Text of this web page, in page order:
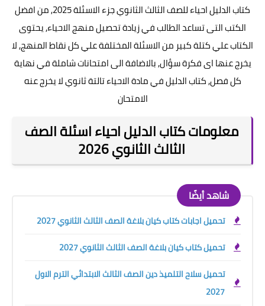
كتاب الدليل احياء للصف الثالث الثانوي جزء الاسئلة 2025, من افضل
الكتب التى تساعد الطالب في زيادة تحصيل منهج الاحياء, يحتوى
الكتاب علي كتلة كبير من الاسئلة المختلفة علي كل نقاط المنهج, لا
يخرج عنها اى فكرة سؤال, بالاضافة الى امتحانات شاملة في نهاية
كل فصل, كتاب الدليل في مادة الاحياء تالتة ثانوي لا يخرج عنه
الامتحان
معلومات كتاب الدليل احياء اسئلة الصف
الثالث الثانوي 2026
شاهد أيضًا
تحميل اجابات كتاب كيان بلاغة الصف الثالث الثانوي 2027
تحميل كتاب كيان بلاغة الصف الثالث الثانوي 2027
تحميل سلاح التلميذ دين الصف الثالث الابتدائي الترم الاول
2027